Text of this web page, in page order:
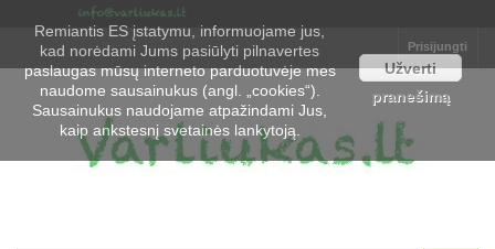
Prisijungti
Remiantis ES įstatymu, informuojame jus,
kad norėdami Jums pasiūlyti pilnavertes
paslaugas mūsų interneto parduotuvėje mes
naudome sausainukus (angl. „cookies“).
Sausainukus naudojame atpažindami Jus,
kaip ankstesnį svetainės lankytoją.
Užverti
pranešimą